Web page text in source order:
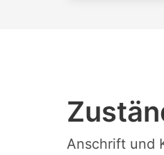
Anschrift und